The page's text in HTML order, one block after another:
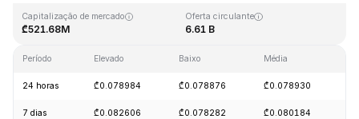
Capitalização de mercado
₾521.68M
Oferta circulante
6.61 B
Período Elevado Baixo Média
24 horas ₾0.078984 ₾0.078876 ₾0.078930
7 dias ₾0.082606 ₾0.078282 ₾0.080184